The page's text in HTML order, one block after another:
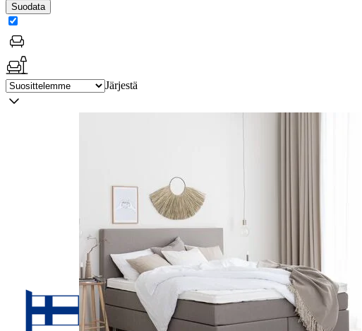
Suodata
Järjestä